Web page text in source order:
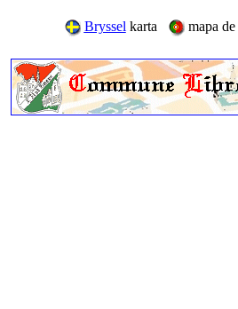
Bryssel karta mapa de